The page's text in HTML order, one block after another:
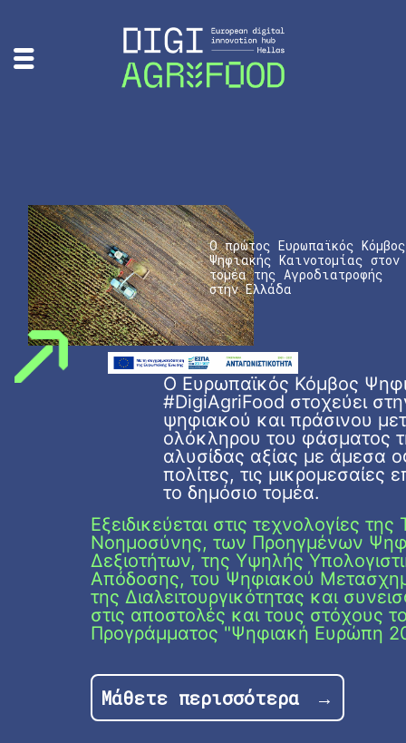
Ο πρώτος Ευρωπαϊκός Κόμβος
Ψηφιακής Καινοτομίας στον
τομέα της Αγροδιατροφής
στην Ελλάδα
Ο Ευρωπαϊκός Κόμβος
#DigiAgriFood στοχεύει
ψηφιακού και πράσινου
ολόκληρου του φάσματος
αλυσίδας αξίας με άμεσα
πολίτες, τις μικρομεσαίες
το δημόσιο τομέα.
Εξειδικεύεται στις τεχνολογίες
Νοημοσύνης, των Προηγμένων
Δεξιοτήτων, της Υψηλής
Απόδοσης, του Ψηφιακού
της Διαλειτουργικότητας και
στις αποστολές και τους στόχους
Προγράμματος "Ψηφιακή Ευρώπη
Μάθετε περισσότερα →